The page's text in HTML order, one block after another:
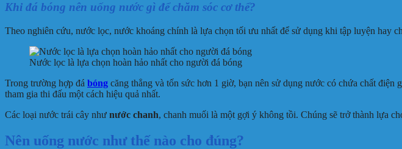
Khi đá bóng nên uống nước gì để chăm sóc cơ thể?
Theo nghiên cứu, nước lọc, nước khoáng chính là lựa chọn tối ưu nhất để sử dụng khi tập luyện hay
Nước lọc là lựa chọn hoàn hảo nhất cho người đá bóng
Trong trường hợp đá bóng căng thẳng và tốn sức hơn 1 giờ, bạn nên sử dụng nước có chứa chất
tham gia thi đấu một cách hiệu quả nhất.
Các loại nước trái cây như nước chanh, chanh muối là một gợi ý không tồi. Chúng sẽ trở thành lựa
Nên uống nước như thế nào cho đúng?